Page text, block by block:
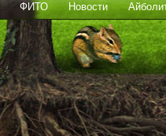
ФИТО Новости